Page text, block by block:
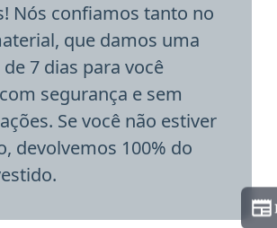
Nós confiamos tanto no
que damos uma
7 dias para você
segurança e sem
Se você não estiver
devolvemos 100% do